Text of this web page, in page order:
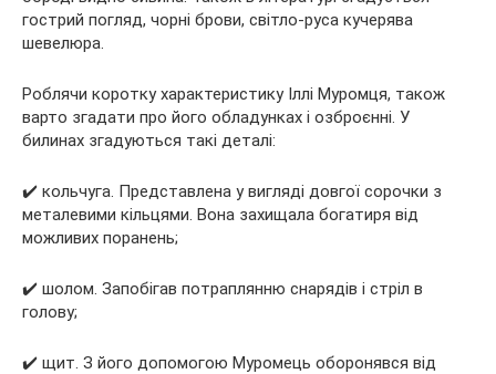
гострий погляд, чорні брови, світло-руса кучерява
шевелюра.
Роблячи коротку характеристику Іллі Муромця, також
варто згадати про його обладунках і озброєнні. У
билинах згадуються такі деталі:
✔️ кольчуга. Представлена ​​у вигляді довгої сорочки з
металевими кільцями. Вона захищала богатиря від
можливих поранень;
✔️ шолом. Запобігав потраплянню снарядів і стріл в
голову;
✔️ щит. З його допомогою Муромець оборонявся від